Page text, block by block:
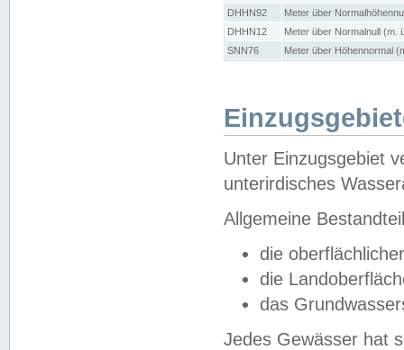
DHHN92
Meter über
DHHN12
Meter über Normalnull (m.
SNN76
Meter über Höhennormal
Unter Einzugsgebiet
unterirdisches
Allgemeine
die
die
das
Jedes Gewässer hat